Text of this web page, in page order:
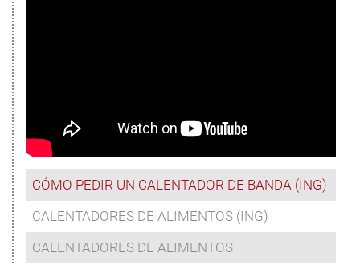
CÓMO PEDIR UN CALENTADOR DE BANDA (ING)
CALENTADORES DE ALIMENTOS (ING)
CALENTADORES DE ALIMENTOS